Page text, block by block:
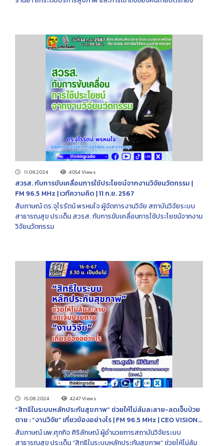
11.09.2024 4054 Views
สวรส. กับการขับเคลื่อนการใช้ประโยชน์จากงานวิจัยนวัตกรรม |
FM 96.5 MHz | เวทีความคิด | 11 ก.ย. 2567
สัมภาษณ์ ดร.จุไรรัตน์ พรหมใจ ผู้จัดการงานวิจัย สถาบันวิจัยระบบ
สาธารณสุข ประเด็น สวรส. กับการขับเคลื่อนการใช้ประโยชน์จากงาน
วิจัยนวัตกรรม
15.08.2024 4247 Views
“สิทธิในระบบหลักประกันสุขภาพ” ช่วยให้ไม่ล้มละลาย-ลดเจ็บป่วย
ตาย : “งานวิจัย” เกี่ยวข้องอย่างไร | FM 96.5 MHz | CEO VISION
PLUS | 16 ส.ค. 2567
สัมภาษณ์ นพ.ศุภกิจ ศิริลักษณ์ ผู้อำนวยการสถาบันวิจัยระบบ
สาธารณสุข ประเด็น “สิทธิในระบบหลักประกันสุขภาพ” ช่วยให้ไม่ล้ม